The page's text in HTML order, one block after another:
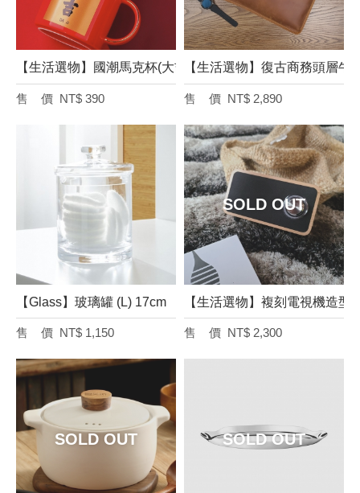
【生活選物】國潮馬克杯(大吉/暴富)
NT$ 390
【生活選物】復古商務頭層
NT$ 2,890
【Glass】玻璃罐 (L) 17cm
NT$ 1,150
【生活選物】複刻電視機造型
NT$ 2,300